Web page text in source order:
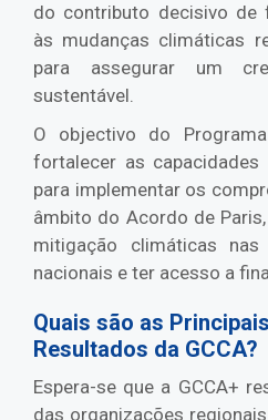
do contributo decisivo de
às mudanças climáticas
para assegurar um
sustentável.
O objectivo do
fortalecer as capacidades
para implementar os
âmbito do Acordo de
mitigação climáticas
nacionais e ter acesso a
Quais são as
Resultados da GCCA?
Espera-se que a GCCA+
das organizações